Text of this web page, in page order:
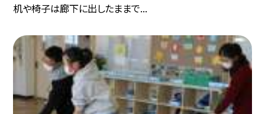
机や椅子は廊下に出したままで...